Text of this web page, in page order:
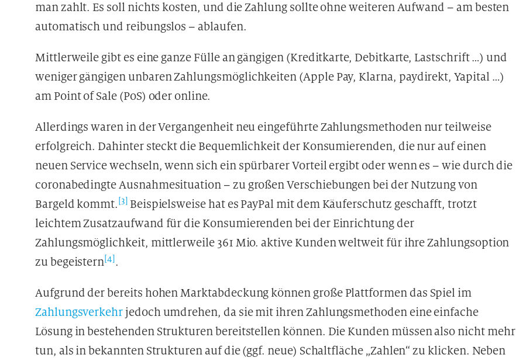
man zahlt. Es soll nichts kosten, und die Zahlung sollte ohne weiteren Aufwand – am besten
automatisch und reibungslos – ablaufen.
Mittlerweile gibt es eine ganze Fülle an gängigen (Kreditkarte, Debitkarte, Lastschrift …) und
weniger gängigen unbaren Zahlungsmöglichkeiten (Apple Pay, Klarna, paydirekt, Yapital …)
am Point of Sale (PoS) oder online.
Allerdings waren in der Vergangenheit neu eingeführte Zahlungsmethoden nur teilweise
erfolgreich. Dahinter steckt die Bequemlichkeit der Konsumierenden, die nur auf einen
neuen Service wechseln, wenn sich ein spürbarer Vorteil ergibt oder wenn es – wie durch die
coronabedingte Ausnahmesituation – zu großen Verschiebungen bei der Nutzung von
Bargeld kommt.[3] Beispielsweise hat es PayPal mit dem Käuferschutz geschafft, trotzt
leichtem Zusatzaufwand für die Konsumierenden bei der Einrichtung der
Zahlungsmöglichkeit, mittlerweile 361 Mio. aktive Kunden weltweit für ihre Zahlungsoption
zu begeistern[4].
Aufgrund der bereits hohen Marktabdeckung können große Plattformen das Spiel im
Zahlungsverkehr jedoch umdrehen, da sie mit ihren Zahlungsmethoden eine einfache
Lösung in bestehenden Strukturen bereitstellen können. Die Kunden müssen also nicht mehr
tun, als in bekannten Strukturen auf die (ggf. neue) Schaltfläche „Zahlen“ zu klicken. Neben